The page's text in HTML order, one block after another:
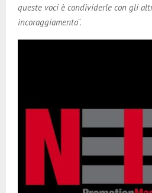
queste voci è condividerle con gli
incoraggiamento“.